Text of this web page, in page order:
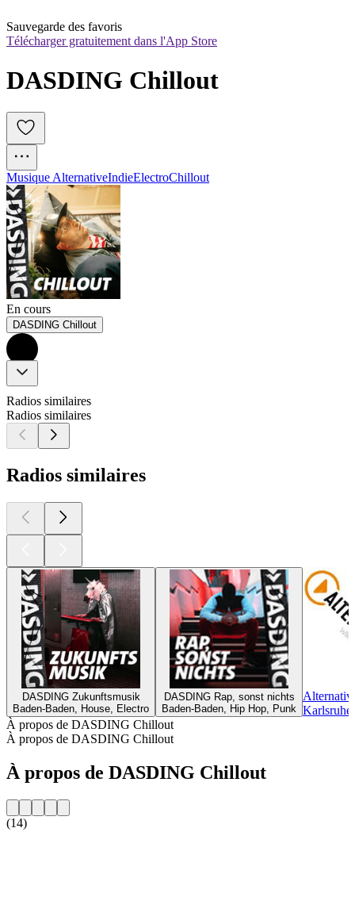
Sauvegarde des favoris
Télécharger gratuitement dans l'App Store
DASDING Chillout
Musique AlternativeIndieElectroChillout
En cours
DASDING Chillout
Radios similaires
Radios similaires
Radios similaires
DASDING Zukunftsmusik
Baden-Baden, House, Electro
DASDING Rap, sonst nichts
Baden-Baden, Hip Hop, Punk
À propos de DASDING Chillout
À propos de DASDING Chillout
À propos de DASDING Chillout
(14)